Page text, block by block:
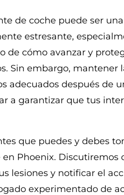
de coche puede ser una
estresante,
de cómo avanzar y
Sin embargo, mantener
adecuados después de
a garantizar que tus
que puedes y debes
Phoenix.
lesiones y notificar el
experimentado de